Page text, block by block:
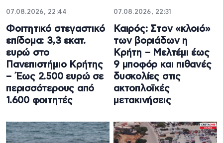
07.08.2026, 22:44
Φοιτητικό στεγαστικό
επίδομα: 3,3 εκατ.
ευρώ στο
Πανεπιστήμιο Κρήτης
– Έως 2.500 ευρώ σε
περισσότερους από
1.600 φοιτητές
07.08.2026, 22:31
Καιρός: Στον «κλοιό»
των βοριάδων η
Κρήτη – Μελτέμι έως
9 μποφόρ και πιθανές
δυσκολίες στις
ακτοπλοϊκές
μετακινήσεις